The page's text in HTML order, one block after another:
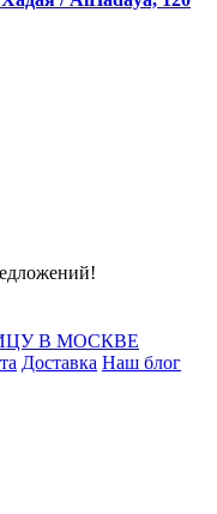
В МОСКВЕ
Доставка Наш блог